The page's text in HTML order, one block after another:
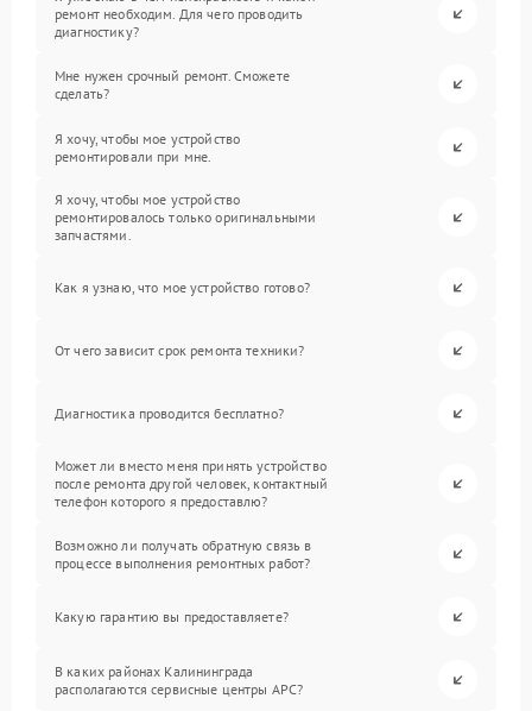
ремонт необходим. Для чего проводить
диагностику?
Мне нужен срочный ремонт. Сможете
сделать?
Я хочу, чтобы мое устройство
ремонтировали при мне.
Я хочу, чтобы мое устройство
ремонтировалось только оригинальными
запчастями.
Как я узнаю, что мое устройство готово?
От чего зависит срок ремонта техники?
Диагностика проводится бесплатно?
Может ли вместо меня принять устройство
после ремонта другой человек, контактный
телефон которого я предоставлю?
Возможно ли получать обратную связь в
процессе выполнения ремонтных работ?
Какую гарантию вы предоставляете?
В каких районах Калининграда
располагаются сервисные центры APC?